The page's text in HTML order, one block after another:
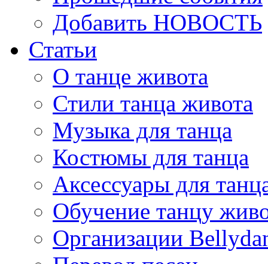
Добавить НОВОСТЬ
Статьи
О танце живота
Стили танца живота
Музыка для танца
Костюмы для танца
Аксессуары для
Обучение танцу
Организации